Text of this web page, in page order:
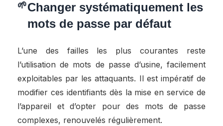
Changer systématiquement les
mots de passe par défaut
L’une des failles les plus courantes reste
l’utilisation de mots de passe d’usine, facilement
exploitables par les attaquants. Il est impératif de
modifier ces identifiants dès la mise en service de
l’appareil et d’opter pour des mots de passe
complexes, renouvelés régulièrement.